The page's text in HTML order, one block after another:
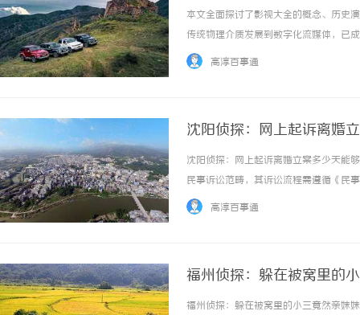
本文全面探讨了影视大全的概念、历史
传统物理介质发展到数字化流媒体，已
了其在促进跨文化交流和创意产业中的
高淳百事通
沈阳侦探：网上起诉离婚
沈阳侦探：网上起诉离婚立案多少天能
民事诉讼范畴，其诉讼流程需遵循《民
种因素的影响，具体包括案件的复杂程
高淳百事通
福州侦探：躲在被窝里的
福州侦探：躲在被窝里的小三竟然亲妹